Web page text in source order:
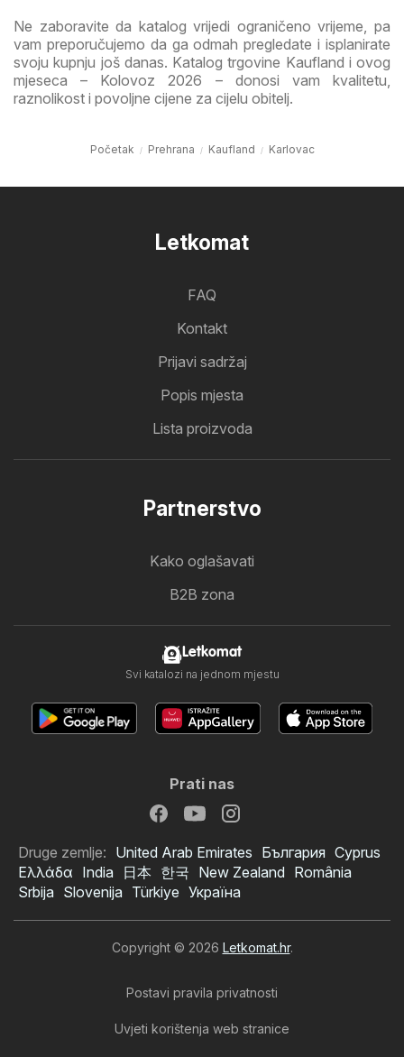
Ne zaboravite da katalog vrijedi ograničeno vrijeme, pa
vam preporučujemo da ga odmah pregledate i isplanirate
svoju kupnju još danas. Katalog trgovine Kaufland i ovog
mjeseca – Kolovoz 2026 – donosi vam kvalitetu,
raznolikost i povoljne cijene za cijelu obitelj.
Početak Prehrana Kaufland Karlovac
Letkomat
FAQ
Kontakt
Prijavi sadržaj
Popis mjesta
Lista proizvoda
Partnerstvo
Kako oglašavati
B2B zona
Letkomat
Svi katalozi na jednom mjestu
Prati nas
Druge zemlje: United Arab Emirates България Cyprus
Ελλάδα India 日本 한국 New Zealand România
Srbija Slovenija Türkiye Україна
Copyright © 2026 Letkomat.hr.
Postavi pravila privatnosti
Uvjeti korištenja web stranice